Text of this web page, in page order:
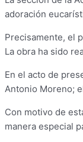
adoración
Precisamente, el
La obra ha sido
En el acto de
Antonio Moreno;
Con motivo de
manera especial